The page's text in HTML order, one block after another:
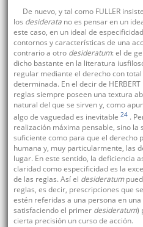
De nuevo, y tal como FULLER
los desideratano es pensar en un
este caso, en un ideal de
contornos y características de una
contrario a otro desideratum: el de
dicho bastante en la literatura
regular mediante el derecho con
determinada. En el decir de HERBERT
reglas siempre poseen una textura
natural del que se sirven y, como
algo de vaguedad es inevitable 24 .
realización máxima pensable, sino la
suficiente como para que el derecho
humana y, muy particularmente, las
lugar. En este sentido, la deficiencia
claridad como especificidad es la
de las reglas. Así el desideratum
reglas, es decir, prescripciones que
estén referidas a una persona en
satisfaciendo el primer desideratum)
cierta precisión un curso de acción.